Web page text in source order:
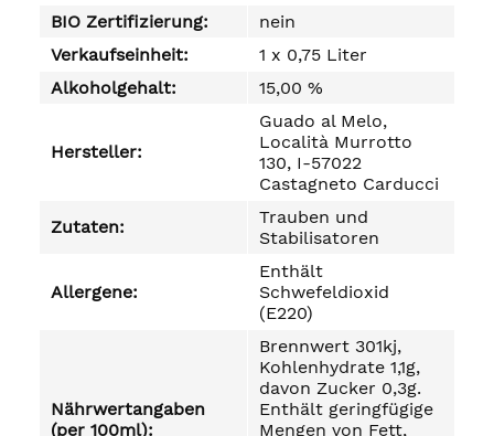
BIO Zertifizierung:
nein
Verkaufseinheit:
1 x 0,75 Liter
Alkoholgehalt:
15,00 %
Hersteller:
Guado al Melo,
Località Murrotto
130, I-57022
Castagneto Carducci
Zutaten:
Trauben und
Stabilisatoren
Allergene:
Enthält
Schwefeldioxid
(E220)
Nährwertangaben
(per 100ml):
Brennwert 301kj,
Kohlenhydrate 1,1g,
davon Zucker 0,3g.
Enthält geringfügige
Mengen von Fett,